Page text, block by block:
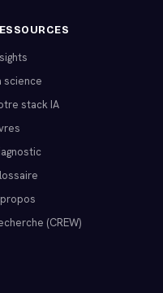
science
stack IA
(CREW)